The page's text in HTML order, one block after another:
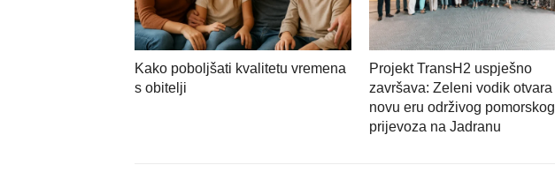
Kako poboljšati kvalitetu vremena
s obitelji
Projekt TransH2 uspješno
završava: Zeleni vodik otvara
novu eru održivog pomorskog
prijevoza na Jadranu